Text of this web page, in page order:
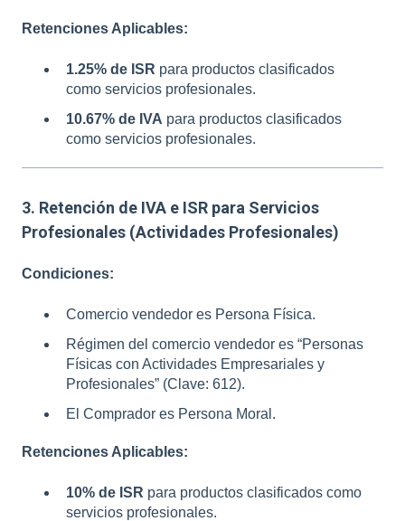
Retenciones Aplicables:
1.25% de ISR para productos clasificados
como servicios profesionales.
10.67% de IVA para productos clasificados
como servicios profesionales.
3. Retención de IVA e ISR para Servicios
Profesionales (Actividades Profesionales)
Condiciones:
Comercio vendedor es Persona Física.
Régimen del comercio vendedor es “Personas
Físicas con Actividades Empresariales y
Profesionales” (Clave: 612).
El Comprador es Persona Moral.
Retenciones Aplicables:
10% de ISR para productos clasificados como
servicios profesionales.